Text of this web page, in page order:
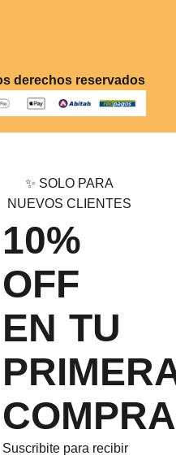
derechos reservados
✨ SOLO PARA
NUEVOS CLIENTES
10%
OFF
EN TU
COMPRA
Suscribite para recibir